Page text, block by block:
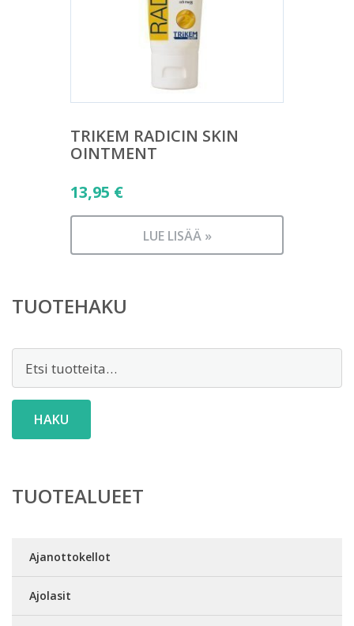
TRIKEM RADICIN SKIN
OINTMENT
13,95 €
LUE LISÄÄ »
TUOTEHAKU
HAKU
TUOTEALUEET
Ajanottokellot
Ajolasit